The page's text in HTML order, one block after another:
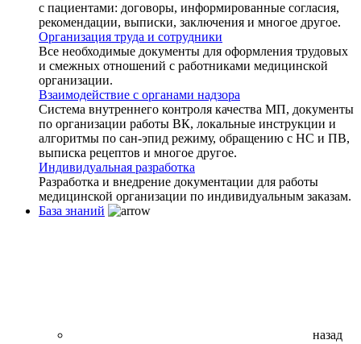
с пациентами: договоры, информированные согласия,
рекомендации, выписки, заключения и многое другое.
Организация труда и сотрудники
Все необходимые документы для оформления трудовых
и смежных отношений с работниками медицинской
организации.
Взаимодействие с органами надзора
Система внутреннего контроля качества МП, документы
по организации работы ВК, локальные инструкции и
алгоритмы по сан-эпид режиму, обращению с НС и ПВ,
выписка рецептов и многое другое.
Индивидуальная разработка
Разработка и внедрение документации для работы
медицинской организации по индивидуальным заказам.
База знаний
назад